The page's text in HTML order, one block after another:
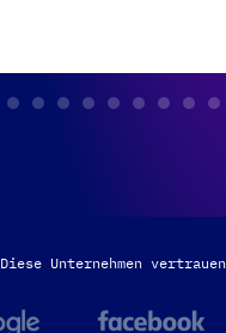
Diese Unternehmen